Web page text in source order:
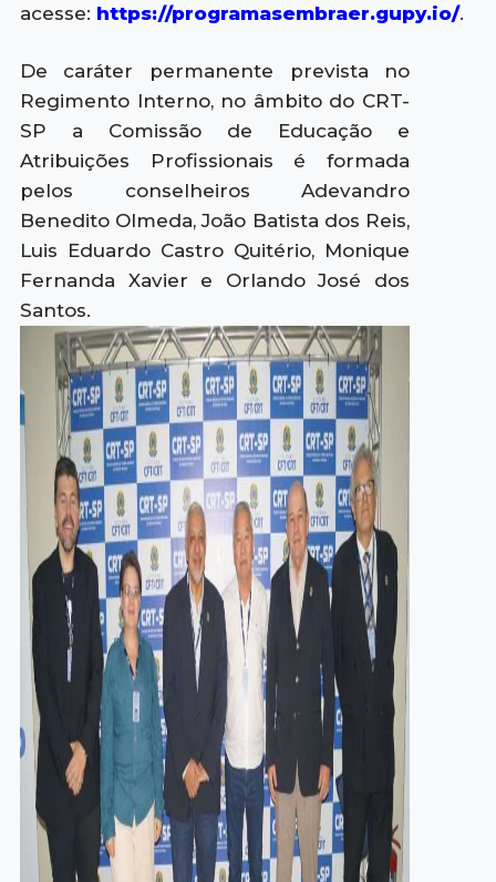
acesse: https://programasembraer.gupy.io/.
De caráter permanente prevista no
Regimento Interno, no âmbito do CRT-
SP a Comissão de Educação e
Atribuições Profissionais é formada
pelos conselheiros Adevandro
Benedito Olmeda, João Batista dos Reis,
Luis Eduardo Castro Quitério, Monique
Fernanda Xavier e Orlando José dos
Santos.